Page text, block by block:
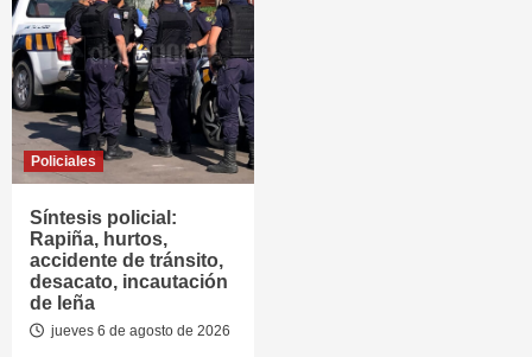
Policiales
Síntesis policial:
Rapiña, hurtos,
accidente de tránsito,
desacato, incautación
de leña
jueves 6 de agosto de 2026